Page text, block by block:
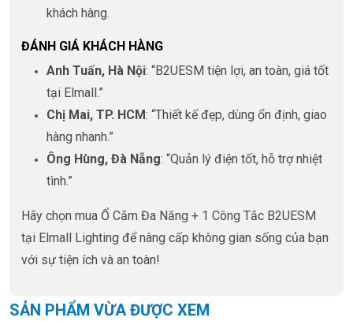
khách hàng.
ĐÁNH GIÁ KHÁCH HÀNG
Anh Tuấn, Hà Nội: “B2UESM tiện lợi, an toàn, giá tốt
tại Elmall.”
Chị Mai, TP. HCM: “Thiết kế đẹp, dùng ổn định, giao
hàng nhanh.”
Ông Hùng, Đà Nẵng: “Quản lý điện tốt, hỗ trợ nhiệt
tình.”
Hãy chọn mua Ổ Cắm Đa Năng + 1 Công Tắc B2UESM
tại Elmall Lighting để nâng cấp không gian sống của bạn
với sự tiện ích và an toàn!
SẢN PHẨM VỪA ĐƯỢC XEM